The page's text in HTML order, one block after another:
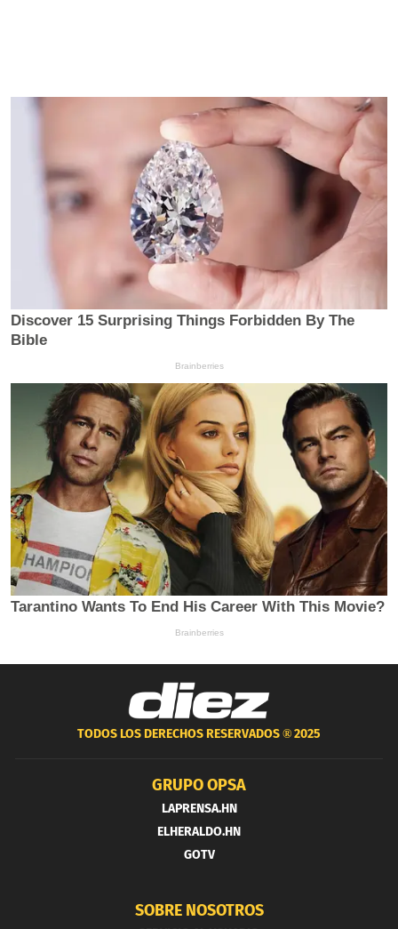
TODOS LOS DERECHOS RESERVADOS ®2025
GRUPO OPSA
LAPRENSA.HN
ELHERALDO.HN
GOTV
SOBRE NOSOTROS